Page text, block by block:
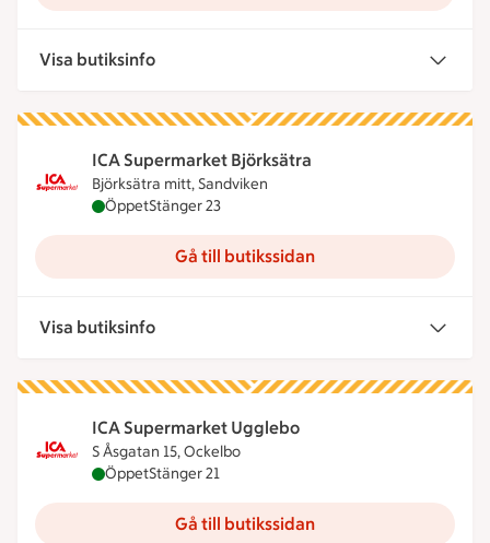
Visa butiksinfo
ICA Supermarket Björksätra
Björksätra mitt, Sandviken
ICA Supermarket Björksätra är öppen nu, stänger
ÖppetStänger 23
Gå till butikssidan
Visa butiksinfo
ICA Supermarket Ugglebo
S Åsgatan 15, Ockelbo
ICA Supermarket Ugglebo är öppen nu, stänger
ÖppetStänger 21
Gå till butikssidan